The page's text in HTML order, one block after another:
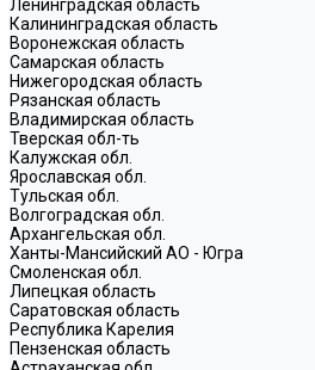
Ленинградская область
Калининградская область
Воронежская область
Самарская область
Нижегородская область
Рязанская область
Владимирская область
Тверская обл-ть
Калужская обл.
Ярославская обл.
Тульская обл.
Волгоградская обл.
Архангельская обл.
Ханты-Мансийский АО - Югра
Смоленская обл.
Липецкая область
Саратовская область
Республика Карелия
Пензенская область